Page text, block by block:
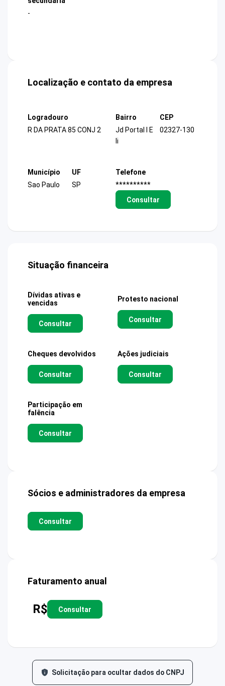
-
Localização e contato da empresa
Logradouro
R DA PRATA 85 CONJ 2
Bairro
Jd Portal I E
Ii
CEP
02327-130
Município
Sao Paulo
UF
SP
Telefone
**********
Consultar
Situação financeira
Dívidas ativas e
vencidas
Consultar
Protesto nacional
Consultar
Cheques devolvidos
Consultar
Ações judiciais
Consultar
Participação em
falência
Consultar
Sócios e administradores da empresa
Consultar
Faturamento anual
R$ Consultar
Solicitação para ocultar dados do CNPJ